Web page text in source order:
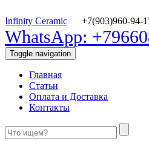
Infinity Ceramic +7(903)960-94-
WhatsApp:
Toggle navigation
Главная
Статьи
Оплата и Доставка
Контакты